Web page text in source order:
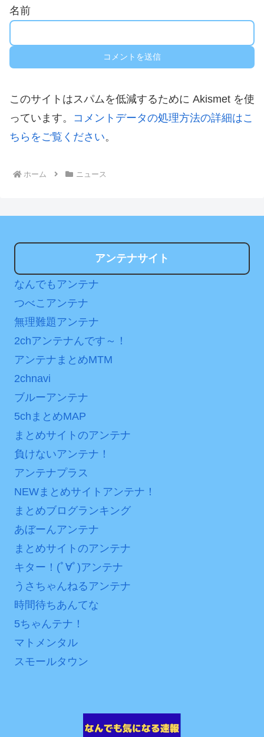
名前
このサイトはスパムを低減するために Akismet を使
っています。 コメントデータの処理方法の詳細はこ
ちらをご覧ください。
ホーム ニュース
アンテナサイト
なんでもアンテナ
つべこアンテナ
無理難題アンテナ
2chアンテナんです～！
アンテナまとめMTM
2chnavi
ブルーアンテナ
5chまとめMAP
まとめサイトのアンテナ
負けないアンテナ！
アンテナプラス
NEWまとめサイトアンテナ！
まとめブログランキング
あぼーんアンテナ
まとめサイトのアンテナ
キター！(ﾟ∀ﾟ)アンテナ
うさちゃんねるアンテナ
時間待ちあんてな
5ちゃんテナ！
マトメンタル
スモールタウン